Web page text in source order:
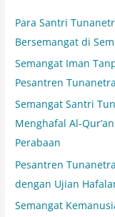
t
u
k
:
Para Santri
Bersemangat di
Semangat Iman
Pesantren Tunanetra
Semangat Santri
Menghafal Al-
Perabaan
Pesantren
dengan Ujian
Semangat